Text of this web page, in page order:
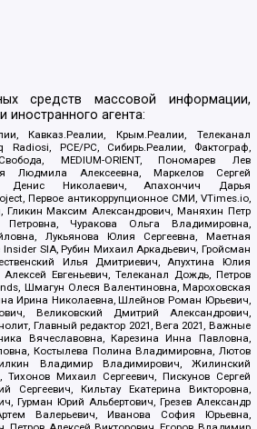
средств массовой информации,
агента:
Кавказ.Реалии, Крым.Реалии, Телеканал
PCE/PC, Сибирь.Реалии, Фактограф,
MEDIUM-ORIENT, Пономарев Лев
Людмила Алексеевна, Маркелов Сергей
Денис Николаевич, Апахончич Дарья
Первое антикоррупционное СМИ, VTimes.io,
Гликин Максим Александрович, Маняхин Петр
Чуракова Ольга Владимировна,
Лукьянова Юлия Сергеевна, Маетная
Insider SIA, Рубин Михаил Аркадьевич, Гройсман
Илья Дмитриевич, Апухтина Юлия
Евгеньевич, Телеканал Дождь, Петров
Шмагун Олеся Валентиновна, Мароховская
Ирина Николаевна, Шлейнов Роман Юрьевич,
Великовский Дмитрий Александрович,
Главный редактор 2021, Вега 2021, Важные
Вячеславовна, Карезина Инна Павловна,
Костылева Полина Владимировна, Лютов
Владимир Владимирович, Жилинский
Михаил Сергеевич, Пискунов Сергей
Сергеевич, Кильтау Екатерина Викторовна,
Гурман Юрий Альбертович, Грезев Александр
Валерьевич, Иванова София Юрьевна,